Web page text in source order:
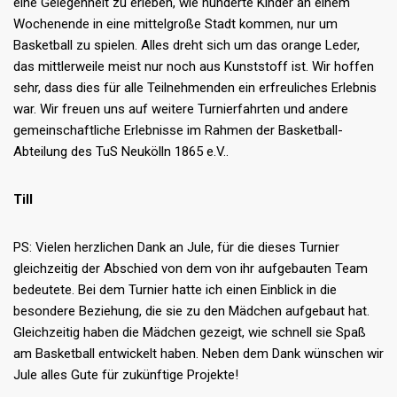
Wochenende in eine mittelgroße Stadt kommen, nur um
Basketball zu spielen. Alles dreht sich um das orange Leder,
das mittlerweile meist nur noch aus Kunststoff ist. Wir hoffen
sehr, dass dies für alle Teilnehmenden ein erfreuliches Erlebnis
war. Wir freuen uns auf weitere Turnierfahrten und andere
gemeinschaftliche Erlebnisse im Rahmen der Basketball-
Abteilung des TuS Neukölln 1865 e.V..
Till
PS: Vielen herzlichen Dank an Jule, für die dieses Turnier
gleichzeitig der Abschied von dem von ihr aufgebauten Team
bedeutete. Bei dem Turnier hatte ich einen Einblick in die
besondere Beziehung, die sie zu den Mädchen aufgebaut hat.
Gleichzeitig haben die Mädchen gezeigt, wie schnell sie Spaß
am Basketball entwickelt haben. Neben dem Dank wünschen wir
Jule alles Gute für zukünftige Projekte!